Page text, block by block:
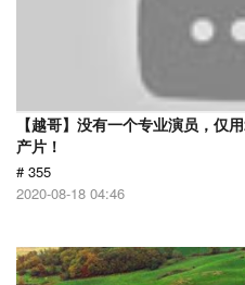
【越哥】没有一个专业演员，仅
产片！
# 355
2020-08-18 04:46